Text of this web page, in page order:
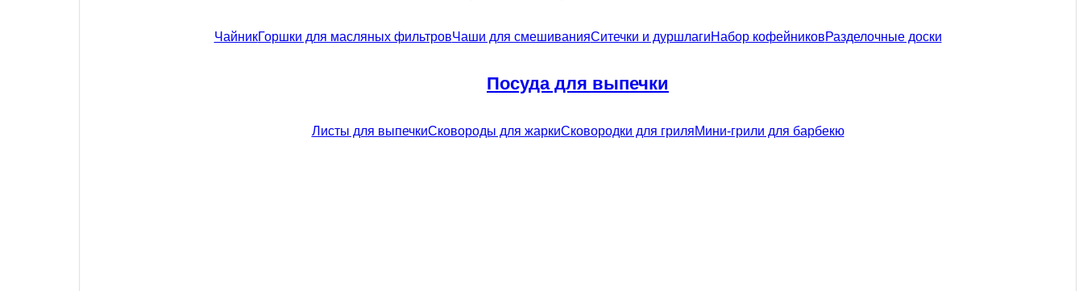
ЧайникГоршки для масляных фильтровЧаши для смешиванияСитечки и дуршлагиНабор кофейниковРазделочные доски
Посуда для выпечки
Листы для выпечкиСковороды для жаркиСковородки для гриляМини-грили для барбекю